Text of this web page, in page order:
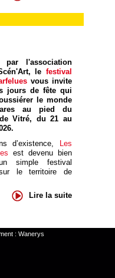
par l'association
le festival
vous invite
jours de fête qui
le monde
au pied du
Vitré, du 21 au
d’existence,
Les
est devenu bien
simple festival
le territoire de
Lire la suite
: Wanerys